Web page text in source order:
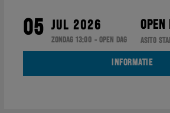
05 JUL 2026
ZONDAG 13:00 - OPEN DAG ASITO
INFORMATIE